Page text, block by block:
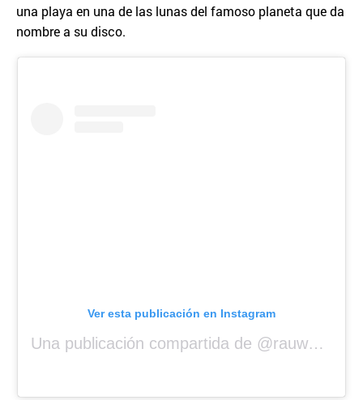
una playa en una de las lunas del famoso planeta que da
nombre a su disco.
Ver esta publicación en Instagram
Una publicación compartida de @rauwalejandro